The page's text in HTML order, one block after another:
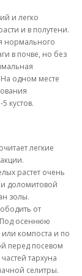
и легко
и в полутени.
нормального
в почве, но без
одном месте
кустов.
легкие
растет очень
доломитовой
золы.
от
Под осеннюю
или компоста и по
перед посевом
тархуна
селитры.